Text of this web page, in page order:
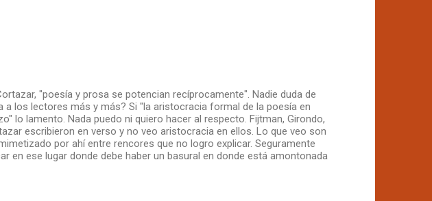
"poesía y prosa se potencian recíprocamente". Nadie duda de
a los lectores más y más? Si "la aristocracia formal de la poesía en
lo lamento. Nada puedo ni quiero hacer al respecto. Fijtman, Girondo,
escribieron en verso y no veo aristocracia en ellos. Lo que veo son
por ahí entre rencores que no logro explicar. Seguramente
en ese lugar donde debe haber un basural en donde está amontonada